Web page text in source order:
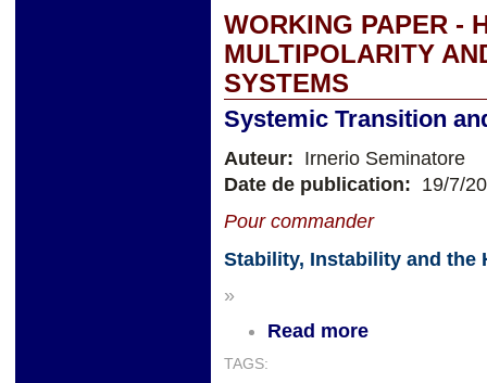
WORKING PAPER -
MULTIPOLARITY
SYSTEMS
Systemic Transition
Auteur: Irnerio Seminatore
Date de publication: 19/7/
Pour commander
Stability, Instability and the
»
Read more
TAGS: